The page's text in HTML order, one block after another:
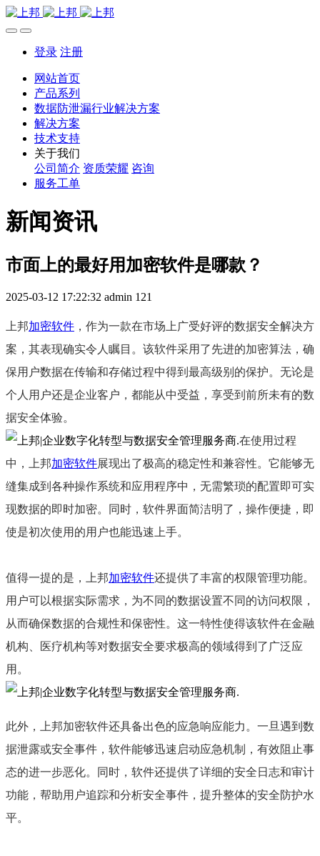
登录 注册
网站首页
产品系列
数据防泄漏行业解决方案
解决方案
技术支持
关于我们
公司简介 资质荣耀 咨询
服务工单
新闻资讯
市面上的最好用加密软件是哪款？
2025-03-12 17:22:32 admin 121
上邦加密软件 ，作为一款在市场上广受好评的数据安全解决方
案，其表现确实令人瞩目。该软件采用了先进的加密算法，确
保用户数据在传输和存储过程中得到最高级别的保护。无论是
个人用户还是企业客户，都能从中受益，享受到前所未有的数
据安全体验。
在使用过程
中，上邦加密软件展现出了极高的稳定性和兼容性。它能够无
缝集成到各种操作系统和应用程序中，无需繁琐的配置即可实
现数据的即时加密。同时，软件界面简洁明了，操作便捷，即
使是初次使用的用户也能迅速上手。
值得一提的是，上邦加密软件还提供了丰富的权限管理功能。
用户可以根据实际需求，为不同的数据设置不同的访问权限，
从而确保数据的合规性和保密性。这一特性使得该软件在金融
机构、医疗机构等对数据安全要求极高的领域得到了广泛应
用。
此外，上邦加密软件还具备出色的应急响应能力。一旦遇到数
据泄露或安全事件，软件能够迅速启动应急机制，有效阻止事
态的进一步恶化。同时，软件还提供了详细的安全日志和审计
功能，帮助用户追踪和分析安全事件，提升整体的安全防护水
平。